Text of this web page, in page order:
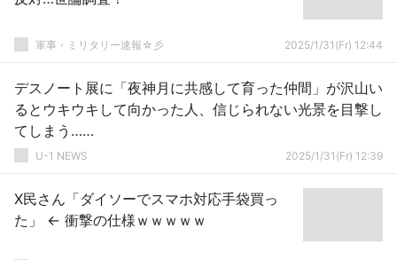
軍事・ミリタリー速報☆彡 2025/1/31(Fr) 12:44
デスノート展に「夜神月に共感して育った仲間」が沢山い
るとウキウキして向かった人、信じられない光景を目撃し
てしまう……
U-1 NEWS 2025/1/31(Fr) 12:39
X民さん「ダイソーでスマホ対応手袋買っ
た」 ← 衝撃の仕様ｗｗｗｗｗ